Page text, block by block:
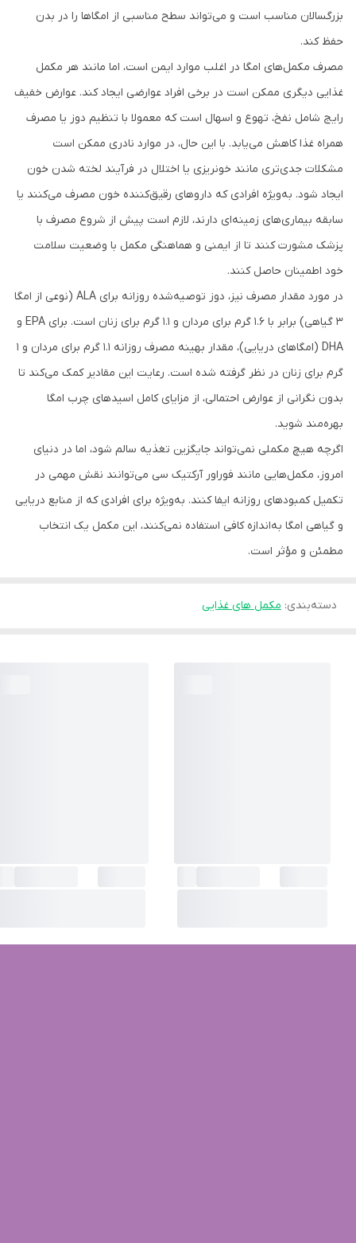
بزرگسالان مناسب است و می‌تواند سطح مناسبی از امگاها را در بدن
حفظ کند.
مصرف مکمل‌های امگا در اغلب موارد ایمن است، اما مانند هر مکمل
غذایی دیگری ممکن است در برخی افراد عوارضی ایجاد کند. عوارض خفیف
رایج شامل نفخ، تهوع و اسهال است که معمولا با تنظیم دوز یا مصرف
همراه غذا کاهش می‌یابد. با این حال، در موارد نادری ممکن است
مشکلات جدی‌تری مانند خونریزی یا اختلال در فرآیند لخته شدن خون
ایجاد شود. به‌ویژه افرادی که داروهای رقیق‌کننده خون مصرف می‌کنند یا
سابقه بیماری‌های زمینه‌ای دارند، لازم است پیش از شروع مصرف با
پزشک مشورت کنند تا از ایمنی و هماهنگی مکمل با وضعیت سلامت
خود اطمینان حاصل کنند.
در مورد مقدار مصرف نیز، دوز توصیه‌شده روزانه برای ALA (نوعی از امگا
۳ گیاهی) برابر با ۱.۶ گرم برای مردان و ۱.۱ گرم برای زنان است. برای EPA و
DHA (امگاهای دریایی)، مقدار بهینه مصرف روزانه ۱.۱ گرم برای مردان و ۱
گرم برای زنان در نظر گرفته شده است. رعایت این مقادیر کمک می‌کند تا
بدون نگرانی از عوارض احتمالی، از مزایای کامل اسیدهای چرب امگا
بهره‌مند شوید.
اگرچه هیچ مکملی نمی‌تواند جایگزین تغذیه سالم شود، اما در دنیای
امروز، مکمل‌هایی مانند فوراور آرکتیک سی می‌توانند نقش مهمی در
تکمیل کمبودهای روزانه ایفا کنند. به‌ویژه برای افرادی که از منابع دریایی
و گیاهی امگا به‌اندازه کافی استفاده نمی‌کنند، این مکمل یک انتخاب
مطمئن و مؤثر است.
دسته‌بندی: مکمل های غذایی